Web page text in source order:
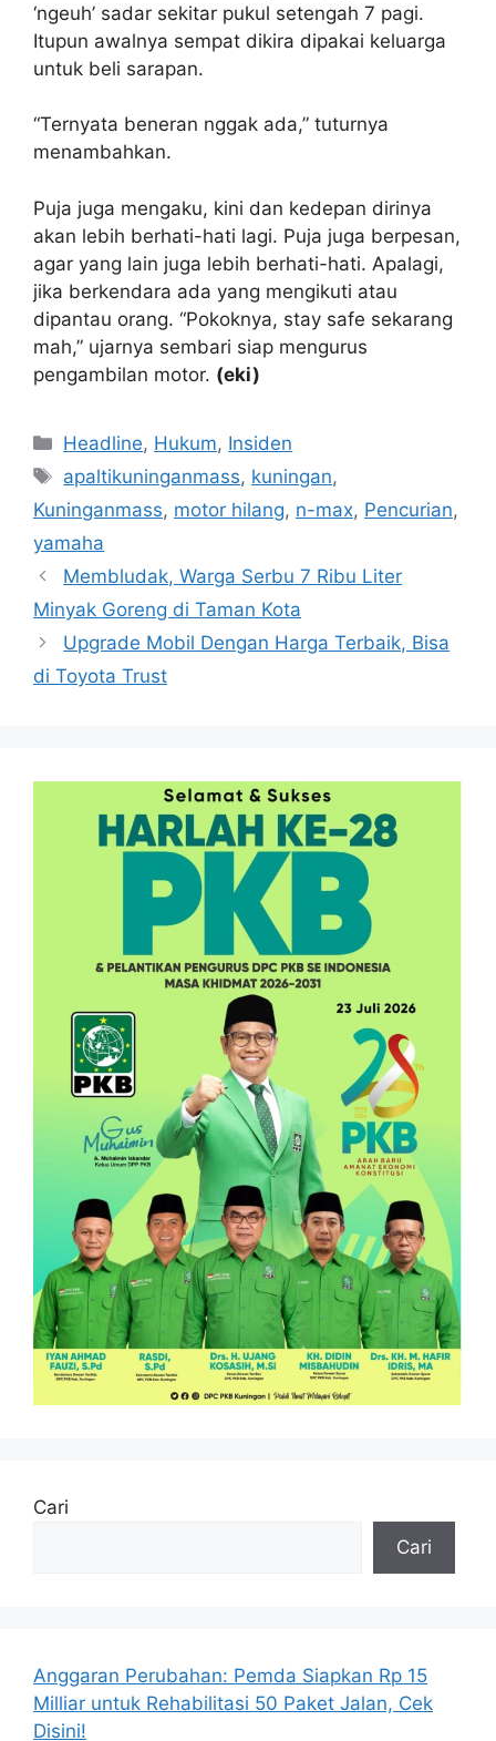
‘ngeuh’ sadar sekitar pukul setengah 7 pagi.
Itupun awalnya sempat dikira dipakai keluarga
untuk beli sarapan.
“Ternyata beneran nggak ada,” tuturnya
menambahkan.
Puja juga mengaku, kini dan kedepan dirinya
akan lebih berhati-hati lagi. Puja juga berpesan,
agar yang lain juga lebih berhati-hati. Apalagi,
jika berkendara ada yang mengikuti atau
dipantau orang. “Pokoknya, stay safe sekarang
mah,” ujarnya sembari siap mengurus
pengambilan motor. (eki)
Kategori
Headline, Hukum, Insiden
Tag
apaltikuninganmass, kuningan,
Kuninganmass, motor hilang, n-max, Pencurian,
yamaha
Membludak, Warga Serbu 7 Ribu Liter
Minyak Goreng di Taman Kota
Upgrade Mobil Dengan Harga Terbaik, Bisa
di Toyota Trust
Cari
Cari
Anggaran Perubahan: Pemda Siapkan Rp 15
Milliar untuk Rehabilitasi 50 Paket Jalan, Cek
Disini!